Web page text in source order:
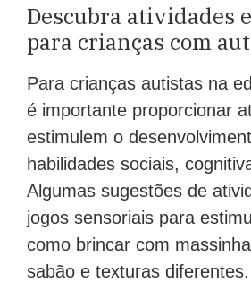
Descubra atividades
para crianças com
Para crianças autistas na
é importante proporcionar
estimulem o
habilidades sociais,
Algumas sugestões de
jogos sensoriais para
como brincar com
sabão e texturas